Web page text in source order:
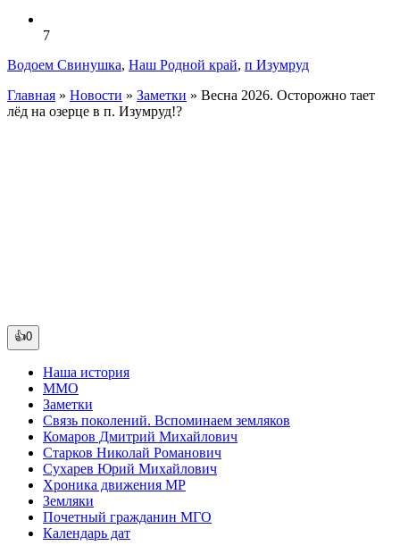
7
Водоем Свинушка, Наш Родной край, п Изумруд
Главная » Новости » Заметки » Весна 2026. Осторожно тает
лёд на озерце в п. Изумруд!?
👍0
Наша история
ММО
Заметки
Связь поколений. Вспоминаем земляков
Комаров Дмитрий Михайлович
Старков Николай Романович
Сухарев Юрий Михайлович
Хроника движения МР
Земляки
Почетный гражданин МГО
Календарь дат